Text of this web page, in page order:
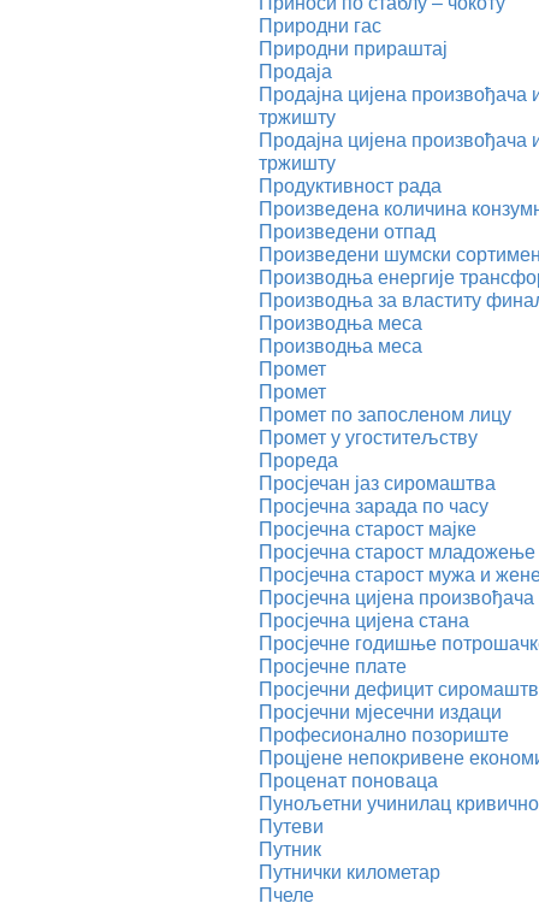
Природни гас
Природни прираштај
Продаја
Продајна цијена произвођача
тржишту
Продајна цијена произвођача
тржишту
Продуктивност рада
Произведена количина
Произведени отпад
Произведени шумски
Производња енергије
Производња за властиту
Производња меса
Производња меса
Промет
Промет
Промет по запосленом лицу
Промет у угоститељству
Прореда
Просјечан јаз сиромаштва
Просјечна зарада по часу
Просјечна старост мајке
Просјечна старост младожење
Просјечна старост мужа и
Просјечна цијена произвођача
Просјечна цијена стана
Просјечне годишње
Просјечне плате
Просјечни дефицит
Просјечни мјесечни издаци
Професионално позориште
Процјене непокривене
Проценат поноваца
Пунољетни учинилац
Путеви
Путник
Путнички километар
Пчеле